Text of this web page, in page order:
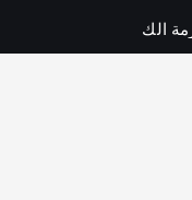
ربا ء ف